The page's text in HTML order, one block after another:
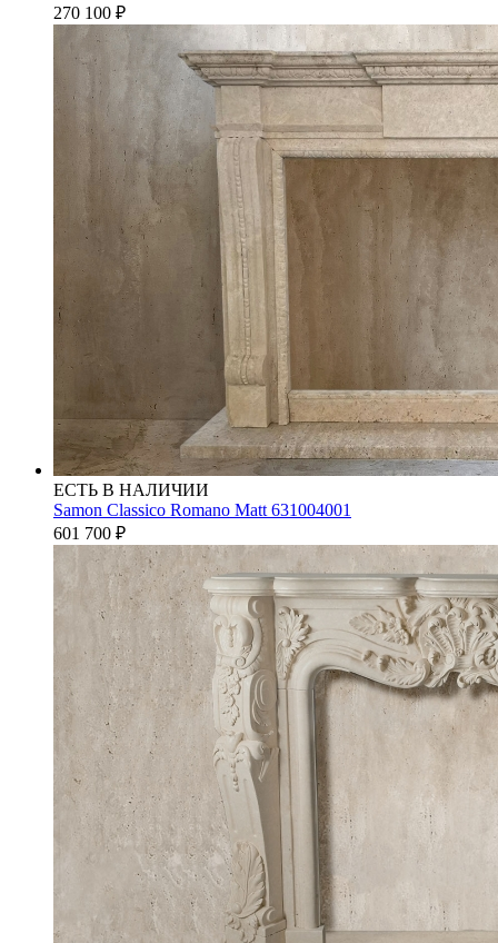
270 100 ₽
ЕСТЬ В НАЛИЧИИ
Samon Classico Romano Matt 631004001
601 700 ₽